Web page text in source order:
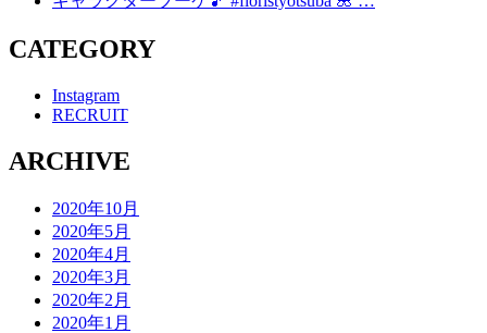
CATEGORY
Instagram
RECRUIT
ARCHIVE
2020年10月
2020年5月
2020年4月
2020年3月
2020年2月
2020年1月